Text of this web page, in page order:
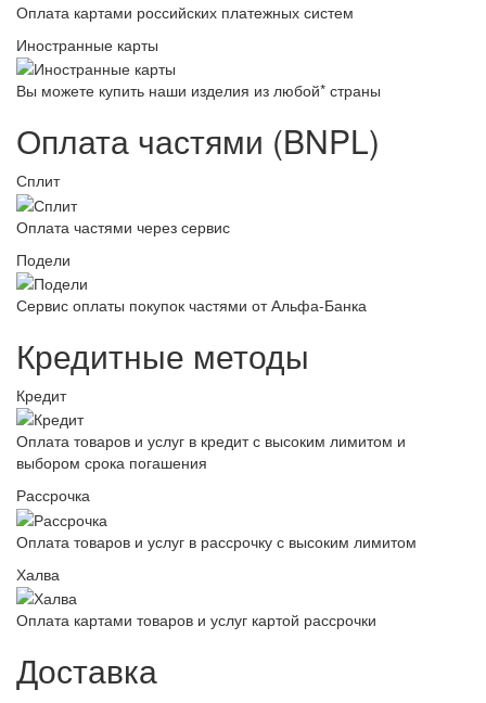
Оплата картами российских платежных систем
Иностранные карты
Вы можете купить наши изделия из любой* страны
Оплата частями (BNPL)
Сплит
Оплата частями через сервис
Подели
Сервис оплаты покупок частями от Альфа-Банка
Кредитные методы
Кредит
Оплата товаров и услуг в кредит с высоким лимитом и
выбором срока погашения
Рассрочка
Оплата товаров и услуг в рассрочку с высоким лимитом
Халва
Оплата картами товаров и услуг картой рассрочки
Доставка